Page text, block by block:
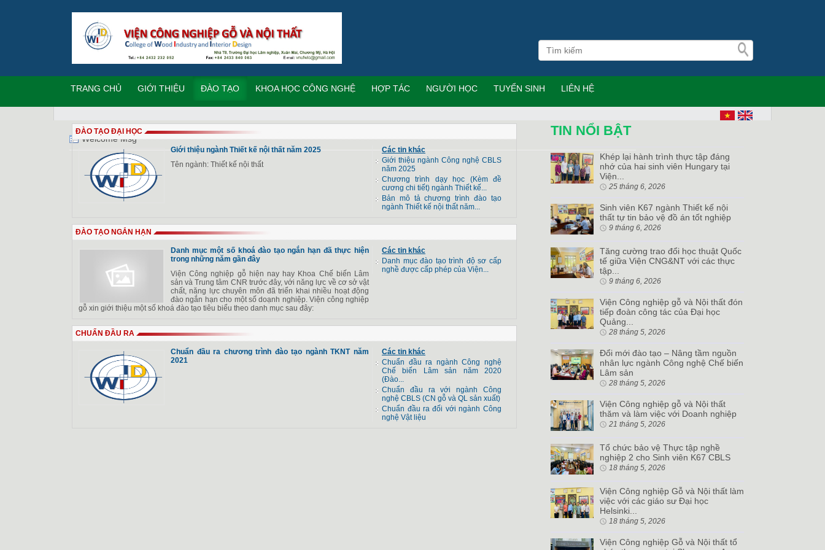
TRANG CHỦ GIỚI THIỆU ĐÀO TẠO KHOA HỌC CÔNG NGHỆ HỢP TÁC NGƯỜI HỌC TUYỂN SINH LIÊN HỆ
Welcome Msg
ĐÀO TẠO ĐẠI HỌC
Giới thiệu ngành Thiết kế nội thất năm 2025
Tên ngành: Thiết kế nội thất
Các tin khác
Giới thiệu ngành Công nghệ CBLS
năm 2025
Chương trình dạy học (Kèm đề
cương chi tiết) ngành Thiết kế...
Bản mô tả chương trình đào tạo
ngành Thiết kế nội thất năm...
ĐÀO TẠO NGẮN HẠN
Danh mục một số khoá đào tạo ngắn hạn đã thực hiện
trong những năm gần đây
Viện Công nghiệp gỗ hiện nay hay Khoa Chế biến Lâm
sản và Trung tâm CNR trước đây, với năng lực về cơ sở vật
chất, năng lực chuyên môn đã triển khai nhiều hoạt động
đào ngắn hạn cho một số doạnh nghiệp. Viện công nghiệp
gỗ xin giới thiệu một số khoá đào tạo tiêu biểu theo danh mục sau đây:
Các tin khác
Danh mục đào tạo trình độ sơ cấp
nghề được cấp phép của Viện...
CHUẨN ĐẦU RA
Chuẩn đầu ra chương trình đào tạo ngành TKNT năm
2021
Các tin khác
Chuẩn đầu ra ngành Công nghệ
Chế biến Lâm sản năm 2020
(Đào...
Chuẩn đầu ra với ngành Công
nghệ CBLS (CN gỗ và QL sản xuất)
Chuẩn đầu ra đối với ngành Công
nghệ Vật liệu
TIN NỔI BẬT
Khép lại hành trình thực tập đáng
nhớ của hai sinh viên Hungary tại
Viện...
25 tháng 6, 2026
Sinh viên K67 ngành Thiết kế nội
thất tự tin bảo vệ đồ án tốt nghiệp
9 tháng 6, 2026
Tăng cường trao đổi học thuật Quốc
tế giữa Viện CNG&NT với các thực
tập...
9 tháng 6, 2026
Viện Công nghiệp gỗ và Nội thất đón
tiếp đoàn công tác của Đại học
Quảng...
28 tháng 5, 2026
Đổi mới đào tạo – Nâng tầm nguồn
nhân lực ngành Công nghệ Chế biến
Lâm sản
28 tháng 5, 2026
Viện Công nghiệp gỗ và Nội thất
thăm và làm việc với Doanh nghiệp
21 tháng 5, 2026
Tổ chức bảo vệ Thực tập nghề
nghiệp 2 cho Sinh viên K67 CBLS
18 tháng 5, 2026
Viện Công nghiệp Gỗ và Nội thất làm
việc với các giáo sư Đại học
Helsinki...
18 tháng 5, 2026
Viện Công nghiệp Gỗ và Nội thất tổ